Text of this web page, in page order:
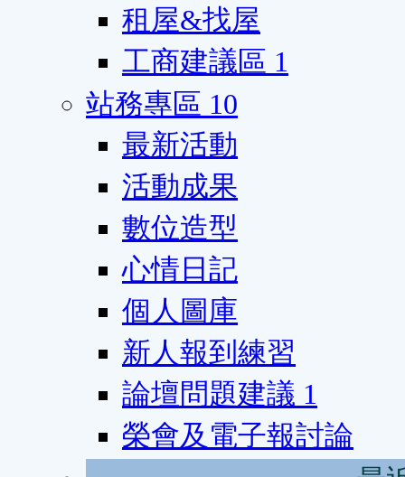
租屋&找屋
工商建議區 1
站務專區 10
最新活動
活動成果
數位造型
心情日記
個人圖庫
新人報到練習
論壇問題建議 1
榮會及電子報討論